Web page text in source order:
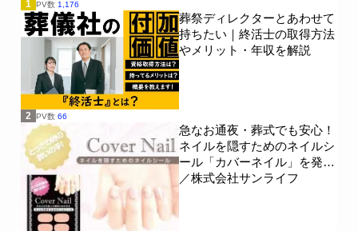
1 PV数 1,176
葬祭ディレクターとあわせて
持ちたい｜終活士の取得方法
やメリット・年収を解説
2 PV数 66
急なお通夜・葬式でも安心！
ネイルを隠すためのネイルシ
ール「カバーネイル」を発売
／株式会社サンライフ